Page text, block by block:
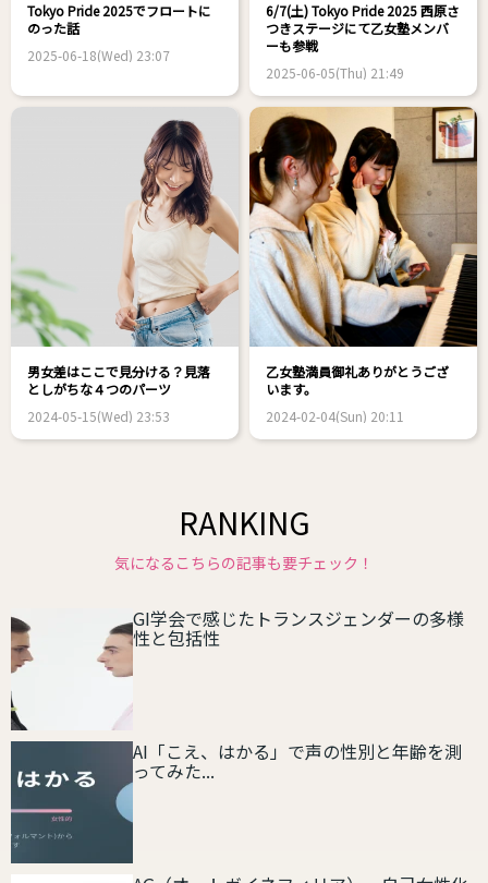
Tokyo Pride 2025でフロートに
のった話
2025-06-18(Wed) 23:07
6/7(土) Tokyo Pride 2025 西原さ
つきステージにて乙女塾メンバ
ーも参戦
2025-06-05(Thu) 21:49
男女差はここで見分ける？見落
としがちな４つのパーツ
2024-05-15(Wed) 23:53
乙女塾満員御礼ありがとうござ
います。
2024-02-04(Sun) 20:11
RANKING
気になるこちらの記事も要チェック！
GI学会で感じたトランスジェンダーの多様
性と包括性
AI「こえ、はかる」で声の性別と年齢を測
ってみた...